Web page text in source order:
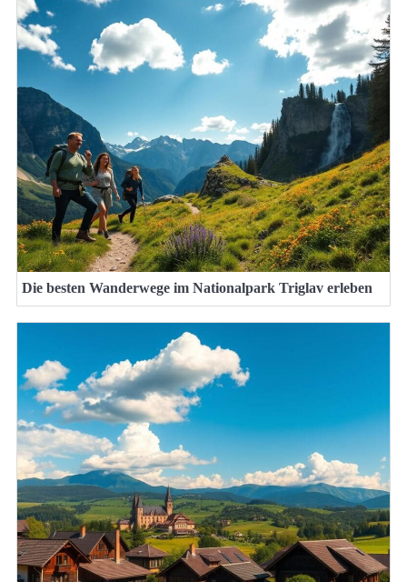
Die besten Wanderwege im Nationalpark Triglav erleben